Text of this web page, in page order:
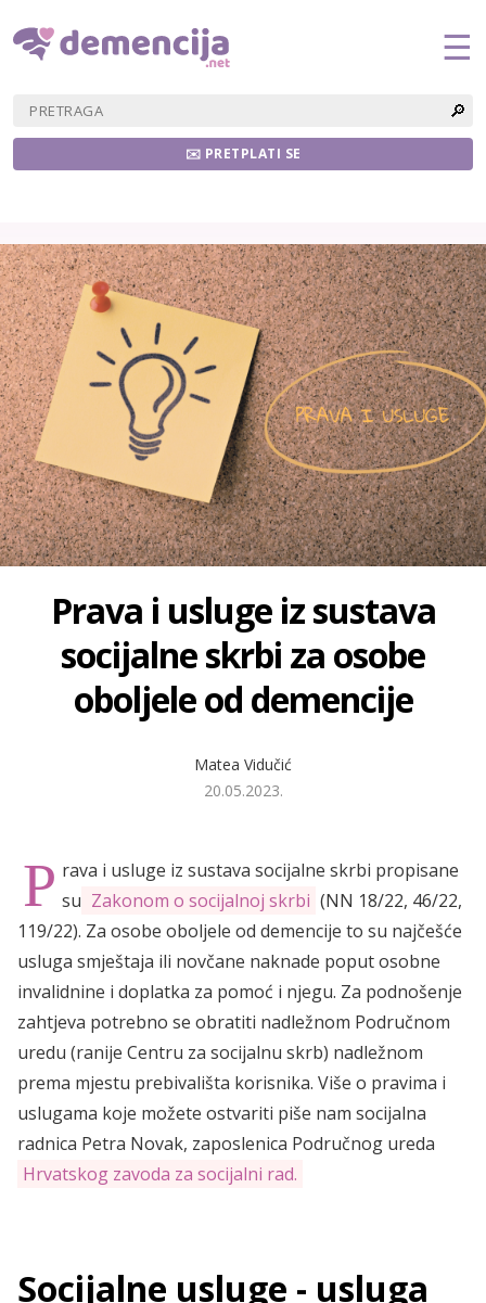
🔎
✉️ PRETPLATI SE
☰
Prava i usluge iz sustava
socijalne skrbi za osobe
oboljele od demencije
Matea Vidučić
20.05.2023.
P rava i usluge iz sustava socijalne skrbi propisane
su Zakonom o socijalnoj skrbi (NN 18/22, 46/22,
119/22). Za osobe oboljele od demencije to su najčešće
usluga smještaja ili novčane naknade poput osobne
invalidnine i doplatka za pomoć i njegu. Za podnošenje
zahtjeva potrebno se obratiti nadležnom Područnom
uredu (ranije Centru za socijalnu skrb) nadležnom
prema mjestu prebivališta korisnika. Više o pravima i
uslugama koje možete ostvariti piše nam socijalna
radnica Petra Novak, zaposlenica Područnog ureda
Hrvatskog zavoda za socijalni rad.
Socijalne usluge - usluga